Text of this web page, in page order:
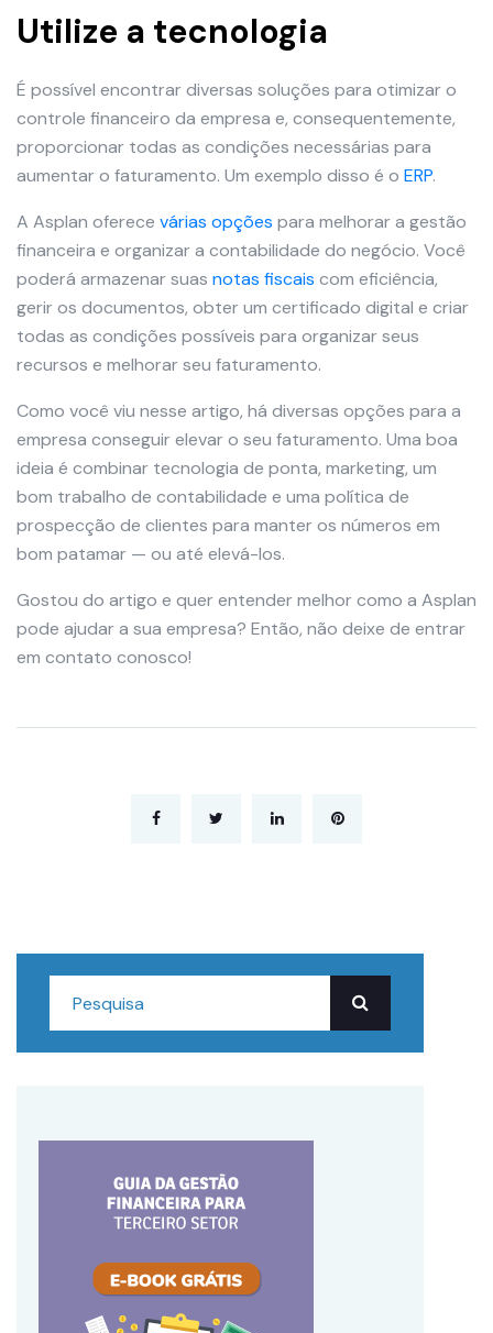
Utilize a tecnologia
É possível encontrar diversas soluções para otimizar o
controle financeiro da empresa e, consequentemente,
proporcionar todas as condições necessárias para
aumentar o faturamento. Um exemplo disso é o ERP.
A Asplan oferece várias opções para melhorar a gestão
financeira e organizar a contabilidade do negócio. Você
poderá armazenar suas notas fiscais com eficiência,
gerir os documentos, obter um certificado digital e criar
todas as condições possíveis para organizar seus
recursos e melhorar seu faturamento.
Como você viu nesse artigo, há diversas opções para a
empresa conseguir elevar o seu faturamento. Uma boa
ideia é combinar tecnologia de ponta, marketing, um
bom trabalho de contabilidade e uma política de
prospecção de clientes para manter os números em
bom patamar — ou até elevá-los.
Gostou do artigo e quer entender melhor como a Asplan
pode ajudar a sua empresa? Então, não deixe de entrar
em contato conosco!